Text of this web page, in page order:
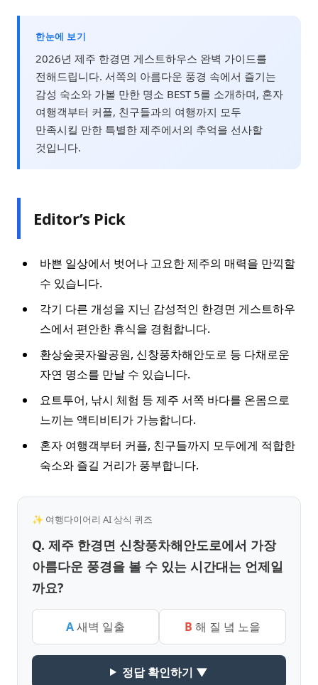
한눈에 보기
2026년 제주 한경면 게스트하우스 완벽 가이드를
전해드립니다. 서쪽의 아름다운 풍경 속에서 즐기는
감성 숙소와 가볼 만한 명소 BEST 5를 소개하며, 혼자
여행객부터 커플, 친구들과의 여행까지 모두
만족시킬 만한 특별한 제주에서의 추억을 선사할
것입니다.
Editor’s Pick
바쁜 일상에서 벗어나 고요한 제주의 매력을 만끽할
수 있습니다.
각기 다른 개성을 지닌 감성적인 한경면 게스트하우
스에서 편안한 휴식을 경험합니다.
환상숲곶자왈공원, 신창풍차해안도로 등 다채로운
자연 명소를 만날 수 있습니다.
요트투어, 낚시 체험 등 제주 서쪽 바다를 온몸으로
느끼는 액티비티가 가능합니다.
혼자 여행객부터 커플, 친구들까지 모두에게 적합한
숙소와 즐길 거리가 풍부합니다.
✨ 여행다이어리 AI 상식 퀴즈
Q. 제주 한경면 신창풍차해안도로에서 가장
아름다운 풍경을 볼 수 있는 시간대는 언제일
까요?
A새벽 일출 B 해 질 녘 노을
정답 확인하기 ▼